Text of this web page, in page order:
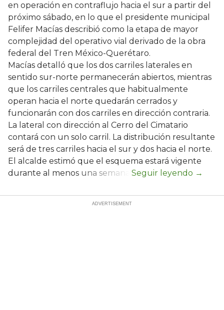
en operación en contraflujo hacia el sur a partir del
próximo sábado, en lo que el presidente municipal
Felifer Macías describió como la etapa de mayor
complejidad del operativo vial derivado de la obra
federal del Tren México-Querétaro.
Macías detalló que los dos carriles laterales en
sentido sur-norte permanecerán abiertos, mientras
que los carriles centrales que habitualmente
operan hacia el norte quedarán cerrados y
funcionarán con dos carriles en dirección contraria.
La lateral con dirección al Cerro del Cimatario
contará con un solo carril. La distribución resultante
será de tres carriles hacia el sur y dos hacia el norte.
El alcalde estimó que el esquema estará vigente
durante al menos una semana.